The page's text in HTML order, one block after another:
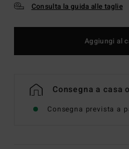
Consulta la guida alle taglie
Aggiungi al
Consegna a casa
Consegna prevista a